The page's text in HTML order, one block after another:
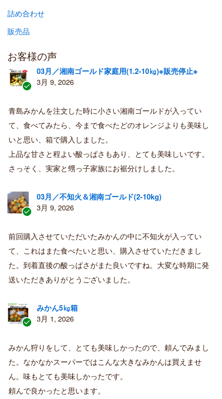
詰め合わせ
販売品
お客様の声
証
済
み
購
者
03月／湘南ゴールド家庭用(1.2-10㎏)※販売停止※
3月 9, 2026
青島みかんを注文した時に小さい湘南ゴールドが入ってい
て、食べてみたら、今まで食べたどのオレンジよりも美味し
いと思い、箱で購入しました。
上品な甘さと程よい酸っぱさもあり、とても美味しいです。
さっそく、実家と甥っ子家族にお裾分けしました。
証
済
み
購
者
03月／不知火＆湘南ゴールド(2-10kg)
3月 9, 2026
前回購入させていただいたみかんの中に不知火が入ってい
て、これはまた食べたいと思い、購入させていただきまし
た。到着直後の酸っぱさがまた良いですね。大変な時期に発
送いただきありがとうございました。
証
済
み
購
者
みかん5㎏箱
3月 1, 2026
みかん狩りをして、とても美味しかったので、頼んでみまし
た。なかなかスーパーではこんな大きなみかんは買えませ
ん。味もとても美味しかったです。
頼んで良かったと思います。